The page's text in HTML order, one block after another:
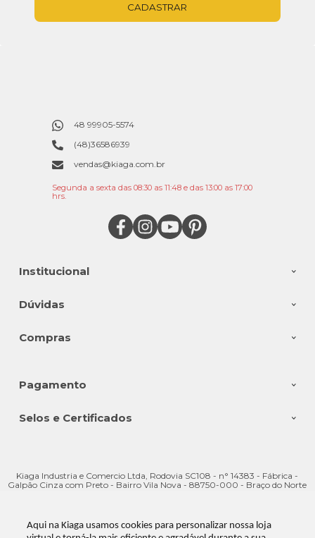
Aqui na Kiaga usamos cookies para personalizar nossa loja
CADASTRAR
Institucional
Dúvidas
Compras
48 99905-5574
(48)36586939
vendas@kiaga.com.br
Segunda a sexta das 08:30 as 11:48 e das 13:00 as 17:00
hrs.
Pagamento
Selos e Certificados
Kiaga Industria e Comercio Ltda, Rodovia SC108 - n° 14383 - Fábrica -
Galpão Cinza com Preto - Bairro Vila Nova - 88750-000 - Braço do Norte